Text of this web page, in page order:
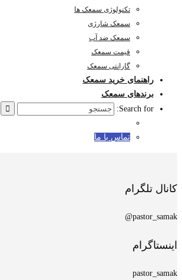
تکنولوژی سمعک ها
سمعک شارژی
سمعک ضد آب
قیمت سمعک
گارانتی سمعک
راهنمای خرید سمعک
برندهای سمعک
Search for:
تماس با ما
کانال تلگرام
pastor_samak@
اینستاگرام
pastor_samak